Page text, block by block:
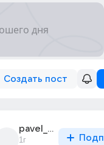
Создать пост
pavel_chumechiov_1
1г